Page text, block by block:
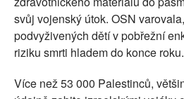
svůj vojenský útok. OSN
podvyživených dětí v pobřežní
riziku smrti hladem do konce roku.
Více než 53 000 Palestinců,